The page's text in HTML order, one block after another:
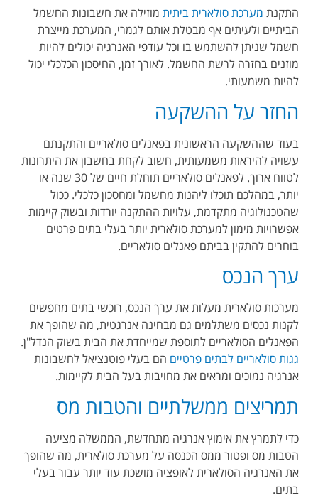
התקנת מערכת סולארית ביתיתמוזילה את חשבונות החשמל
הביתיים ולעיתים אף מבטלת אותם לגמרי, המערכת מייצרת
חשמל שניתן להשתמש בו וכל עודפי האנרגיה יכולים להיות
מוזנים בחזרה לרשת החשמל. לאורך זמן, החיסכון הכלכלי יכול
להיות משמעותי.
החזר על ההשקעה
בעוד שההשקעה הראשונית בפאנלים סולאריים והתקנתם
עשויה להיראות משמעותית, חשוב לקחת בחשבון את היתרונות
לטווח ארוך. לפאנלים סולאריים תוחלת חיים של 30 שנה או
יותר, במהלכם תוכלו ליהנות מחשמל ומחסכון כלכלי. ככול
שהטכנולוגיה מתקדמת, עלויות ההתקנה יורדות ובשוק קיימות
אפשרויות מימון למערכת סולארית יותר בעלי בתים פרטים
בוחרים להתקין בביתם פאנלים סולאריים.
ערך הנכס
מערכות סולארית מעלות את ערך הנכס, רוכשי בתים מחפשים
לקנות נכסים משתלמים גם מבחינה אנרגטית, מה שהופך את
הפאנלים הסולאריים לתוספת שמייחדת את הבית בשוק הנדל"ן.
גגות סולאריים לבתים פרטיים הם בעלי פוטנציאל לחשבונות
אנרגיה נמוכים ומראים את מחויבות בעל הבית לקיימות.
תמריצים ממשלתיים והטבות מס
כדי לתמרץ את אימוץ אנרגיה מתחדשת, הממשלה מציעה
הטבות מס ופטור ממס הכנסה על מערכת סולארית, מה שהופך
את האנרגיה הסולארית לאופציה מושכת עוד יותר עבור בעלי
בתים.